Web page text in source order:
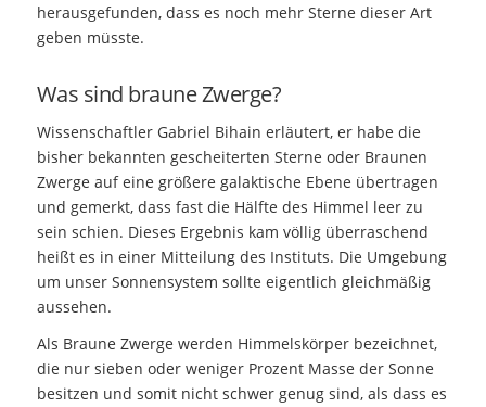
herausgefunden, dass es noch mehr Sterne dieser Art
geben müsste.
Was sind braune Zwerge?
Wissenschaftler Gabriel Bihain erläutert, er habe die
bisher bekannten gescheiterten Sterne oder Braunen
Zwerge auf eine größere galaktische Ebene übertragen
und gemerkt, dass fast die Hälfte des Himmel leer zu
sein schien. Dieses Ergebnis kam völlig überraschend
heißt es in einer Mitteilung des Instituts. Die Umgebung
um unser Sonnensystem sollte eigentlich gleichmäßig
aussehen.
Als Braune Zwerge werden Himmelskörper bezeichnet,
die nur sieben oder weniger Prozent Masse der Sonne
besitzen und somit nicht schwer genug sind, als dass es